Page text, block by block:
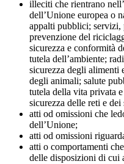
illeciti che rientrano
dell’Unione europea o
appalti pubblici; servizi,
prevenzione del
sicurezza e conformità
tutela dell’ambiente;
sicurezza degli alimenti
degli animali; salute
tutela della vita privata
sicurezza delle reti e
atti od omissioni che
dell’Unione;
atti od omissioni
atti o comportamenti
delle disposizioni di cui